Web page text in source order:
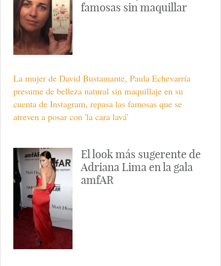
famosas sin maquillar
La mujer de David Bustamante, Paula Echevarría
presume de belleza natural sin maquillaje en su
cuenta de Instagram, repasa las famosas que se
atreven a posar con 'la cara lavá'
El look más sugerente de
Adriana Lima en la gala
amfAR